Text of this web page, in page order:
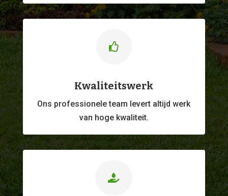

Kwaliteitswerk
Ons professioneleteam levert altijd werk
van hoge kwaliteit.
